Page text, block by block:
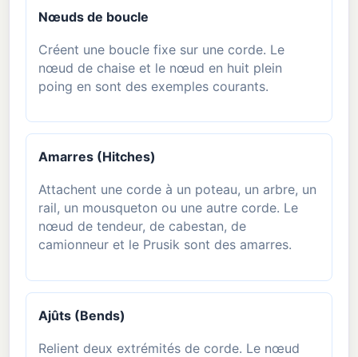
Nœuds de boucle
Créent une boucle fixe sur une corde. Le
nœud de chaise et le nœud en huit plein
poing en sont des exemples courants.
Amarres (Hitches)
Attachent une corde à un poteau, un arbre, un
rail, un mousqueton ou une autre corde. Le
nœud de tendeur, de cabestan, de
camionneur et le Prusik sont des amarres.
Ajûts (Bends)
Relient deux extrémités de corde. Le nœud